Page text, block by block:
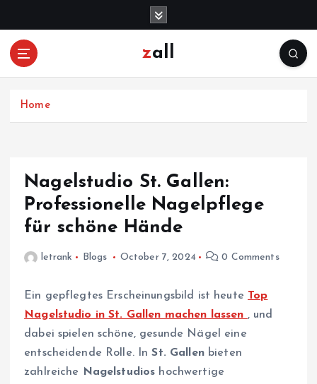
zall
Home
Nagelstudio St. Gallen:
Professionelle Nagelpflege
für schöne Hände
letrank Blogs October 7, 2024 0 Comments
Ein gepflegtes Erscheinungsbild ist heute Top
Nagelstudio in St. Gallen machen lassen , und
dabei spielen schöne, gesunde Nägel eine
entscheidende Rolle. InSt. Gallenbieten
zahlreiche
Nagelstudios hochwertige